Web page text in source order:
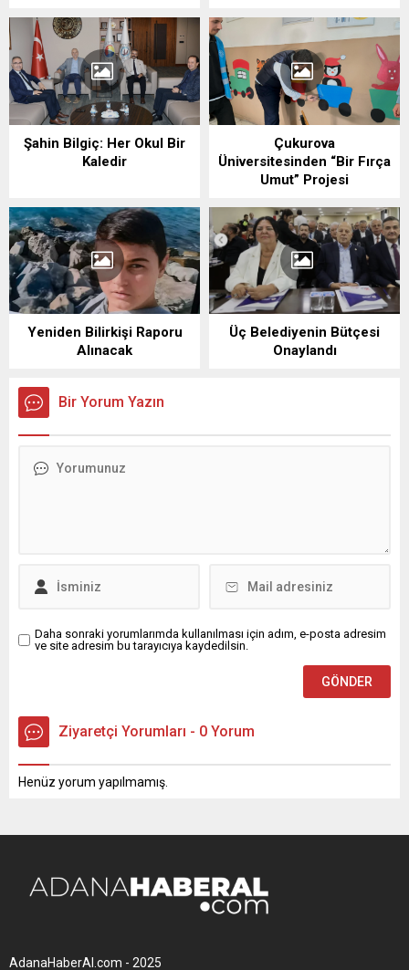
Şahin Bilgiç: Her Okul Bir
Kaledir
Çukurova
Üniversitesinden “Bir Fırça
Umut” Projesi
Yeniden Bilirkişi Raporu
Alınacak
Üç Belediyenin Bütçesi
Onaylandı
Bir Yorum Yazın
Daha sonraki yorumlarımda kullanılması için adım, e-posta adresim
ve site adresim bu tarayıcıya kaydedilsin.
Ziyaretçi Yorumları - 0 Yorum
Henüz yorum yapılmamış.
AdanaHaberAl.com - 2025